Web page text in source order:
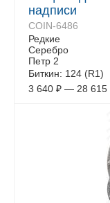
надписи
COIN-6486
Редкие
Серебро
Петр 2
Биткин: 124 (R1)
3 640 ₽ — 28 615